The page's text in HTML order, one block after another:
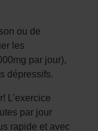
ou de
les
par jour),
dépressifs.
L’exercice
par jour
rapide et avec